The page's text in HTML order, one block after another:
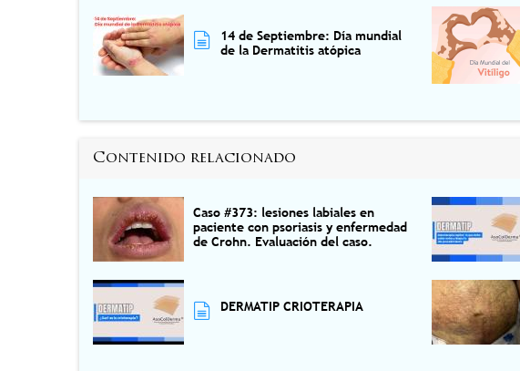
14 de Septiembre: Día mundial
de la Dermatitis atópica
Contenido relacionado
Caso #373: lesiones labiales en
paciente con psoriasis y enfermedad
de Crohn. Evaluación del caso.
DERMATIP CRIOTERAPIA